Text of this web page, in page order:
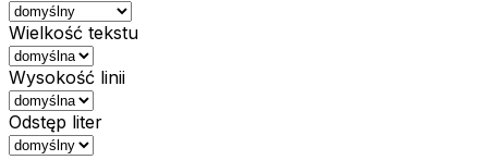
Wielkość tekstu
Wysokość linii
Odstęp liter